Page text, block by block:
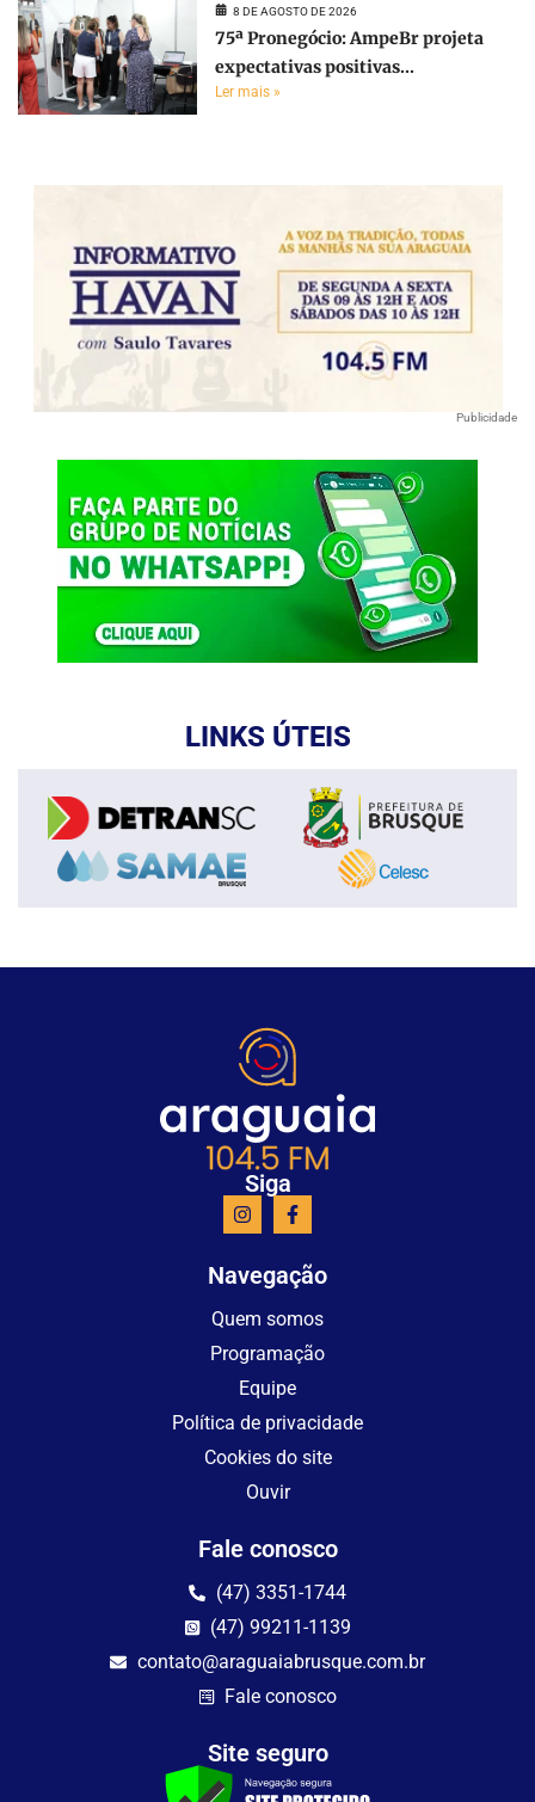
8 DE AGOSTO DE 2026
75ª Pronegócio: AmpeBr projeta
expectativas positivas...
Ler mais »
Publicidade
LINKS ÚTEIS
Siga
Navegação
Quem somos
Programação
Equipe
Política de privacidade
Cookies do site
Ouvir
Fale conosco
(47) 3351-1744
(47) 99211-1139
contato@araguaiabrusque.com.br
Fale conosco
Site seguro